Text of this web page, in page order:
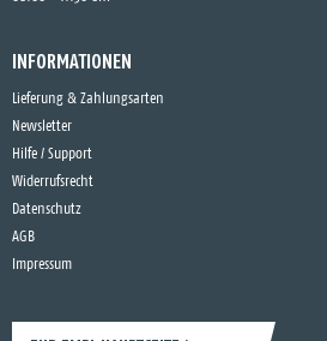
INFORMATIONEN
Lieferung & Zahlungsarten
Newsletter
Hilfe / Support
Widerrufsrecht
Datenschutz
AGB
Impressum